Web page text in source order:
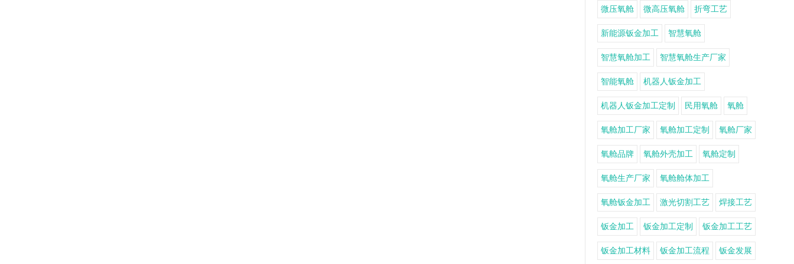
微压氧舱 微高压氧舱 折弯工艺
新能源钣金加工 智慧氧舱
智慧氧舱加工 智慧氧舱生产厂家
智能氧舱 机器人钣金加工
机器人钣金加工定制 民用氧舱 氧舱
氧舱加工厂家 氧舱加工定制 氧舱厂家
氧舱品牌 氧舱外壳加工 氧舱定制
氧舱生产厂家 氧舱舱体加工
氧舱钣金加工 激光切割工艺 焊接工艺
钣金加工 钣金加工定制 钣金加工工艺
钣金加工材料 钣金加工流程 钣金发展